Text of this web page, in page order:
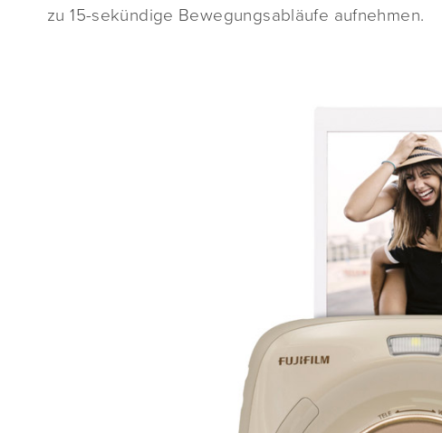
zu 15-sekündige Bewegungsabläufe aufnehmen.